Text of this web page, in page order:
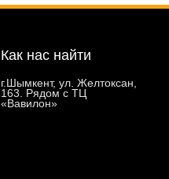
Как нас найти
г.Шымкент, ул. Желтоксан,
163. Рядом с ТЦ
«Вавилон»